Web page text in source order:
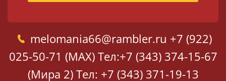
melomania66@rambler.ru +7 (922)
025-50-71 (MAX) Тел:+7 (343) 374-15-67
(Мира 2) Тел: +7 (343) 371-19-13